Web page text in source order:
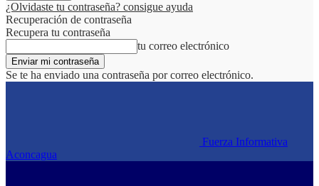
¿Olvidaste tu contraseña? consigue ayuda
Recuperación de contraseña
Recupera tu contraseña
tu correo electrónico
Se te ha enviado una contraseña por correo electrónico.
Fuerza Informativa
Aconcagua